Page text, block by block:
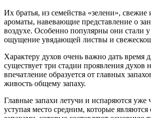
Их братья, из семейства «зелени»,
ароматы, навевающие представление о
воздухе. Особенно популярны они
ощущение увядающей листвы и
Характеру духов очень важно дать время
существует три стадии проявления духов
впечатление образуется от главных
живость общему запаху.
Главные запахи летучи и испаряются уже
уступая место средним, которые